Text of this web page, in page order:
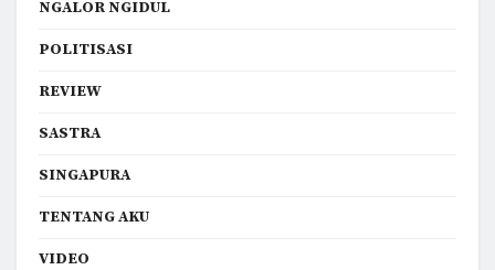
NGALOR NGIDUL
POLITISASI
REVIEW
SASTRA
SINGAPURA
TENTANG AKU
VIDEO